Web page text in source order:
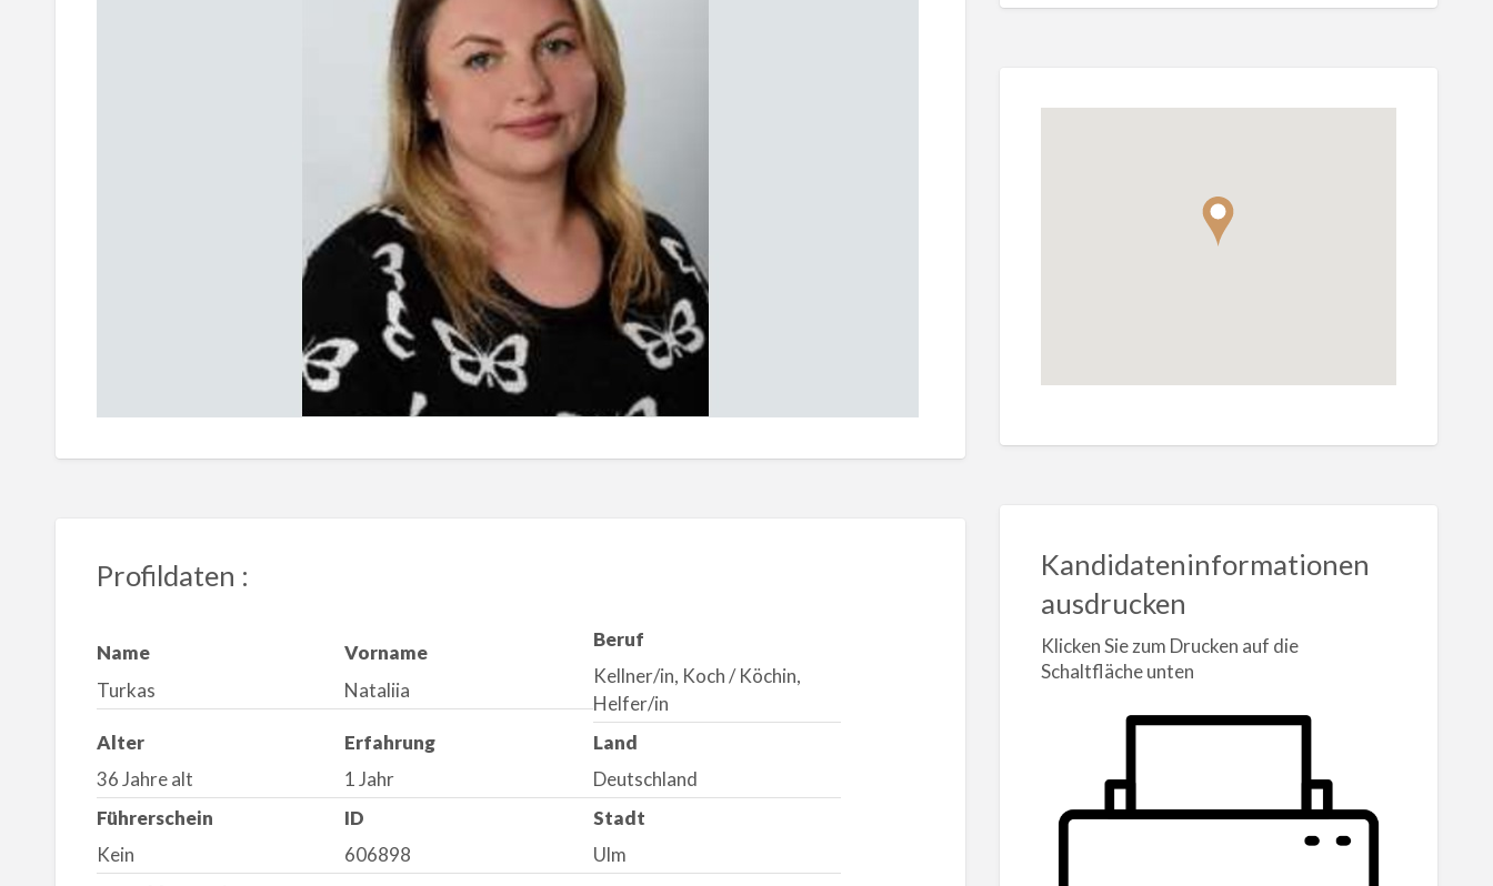
Profildaten :
Name
Turkas
Vorname
Nataliia
Beruf
Kellner/in, Koch / Köchin,
Helfer/in
Alter
36 Jahre alt
Erfahrung
1 Jahr
Land
Deutschland
Führerschein
Kein
ID
606898
Stadt
Ulm
Kandidateninformationen
ausdrucken
Klicken Sie zum Drucken auf die
Schaltfläche unten